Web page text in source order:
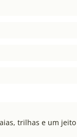
trilhas e um